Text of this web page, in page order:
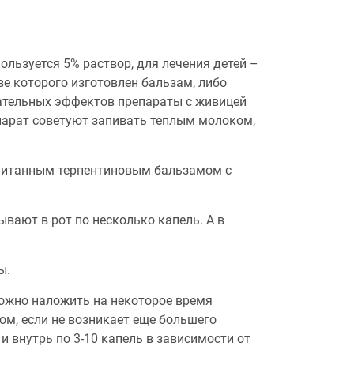
5% раствор, для лечения детей –
которого изготовлен бальзам, либо
эффектов препараты с живицей
советуют запивать теплым молоком,
терпентиновым бальзамом с
в рот по несколько капель. А в
наложить на некоторое время
если не возникает еще большего
по 3-10 капель в зависимости от